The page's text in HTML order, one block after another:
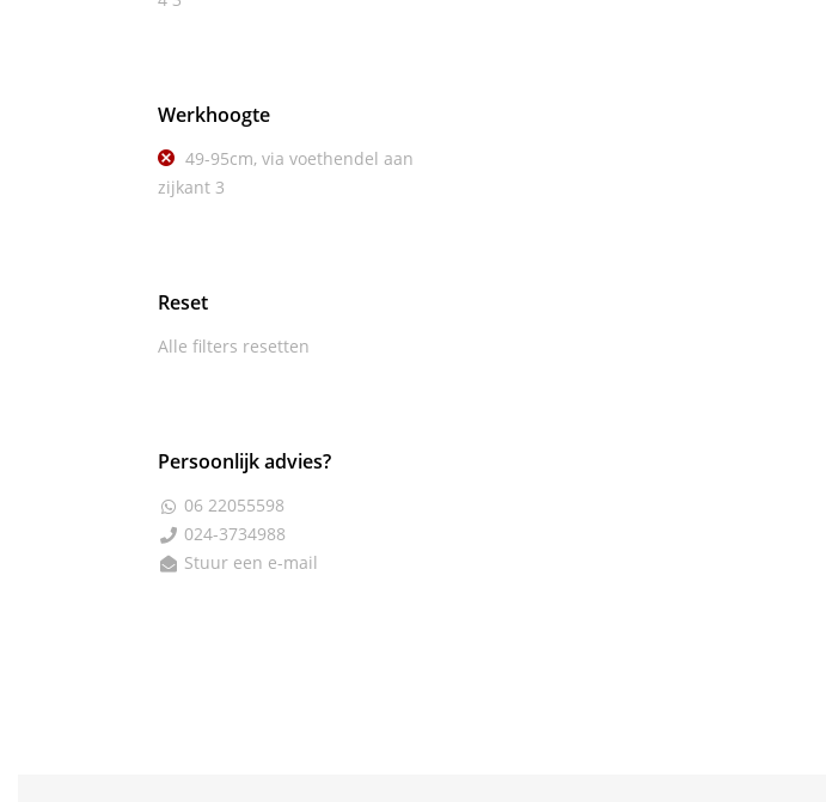
Werkhoogte
49-95cm, via voethendel aan
zijkant 3
Reset
Alle filters resetten
Persoonlijk advies?
 06 22055598
 024-3734988
 Stuur een e-mail